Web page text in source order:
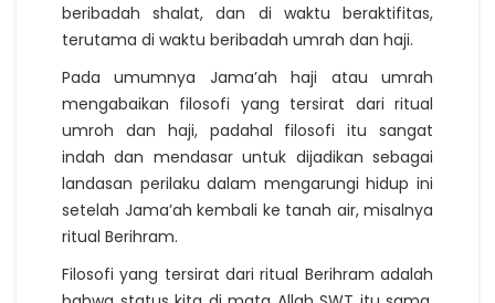
beribadah shalat, dan di waktu beraktifitas,
terutama di waktu beribadah umrah dan haji.
Pada umumnya Jama’ah haji atau umrah
mengabaikan filosofi yang tersirat dari ritual
umroh dan haji, padahal filosofi itu sangat
indah dan mendasar untuk dijadikan sebagai
landasan perilaku dalam mengarungi hidup ini
setelah Jama’ah kembali ke tanah air, misalnya
ritual Berihram.
Filosofi yang tersirat dari ritual Berihram adalah